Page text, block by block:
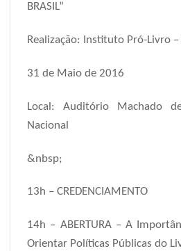
BRASIL”
Realização: Instituto Pró-Livro –
31 de Maio de 2016
Local: Auditório Machado
Nacional
&nbsp;
13h – CREDENCIAMENTO
14h – ABERTURA – A
Orientar Políticas Públicas do